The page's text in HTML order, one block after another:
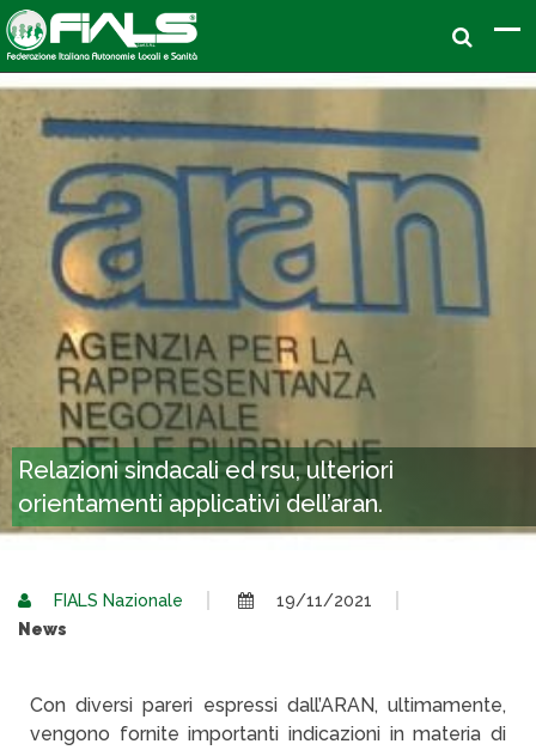
Relazioni sindacali ed rsu, ulteriori
orientamenti applicativi dell’aran.
FIALS Nazionale
19/11/2021
News
Con diversi pareri espressi dall’ARAN, ultimamente,
vengono fornite importanti indicazioni in materia di